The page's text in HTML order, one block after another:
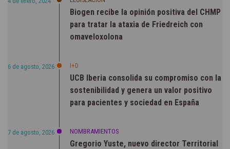
Biogen recibe la opinión positiva del CHMP
para tratar la ataxia de Friedreich con
omaveloxolona
6 de agosto, 2026 I+D
UCB Iberia consolida su compromiso con la
sostenibilidad y genera un valor positivo
para pacientes y sociedad en España
7 de agosto, 2026 NOMBRAMIENTOS
Gregorio Yuste, nuevo director Territorial